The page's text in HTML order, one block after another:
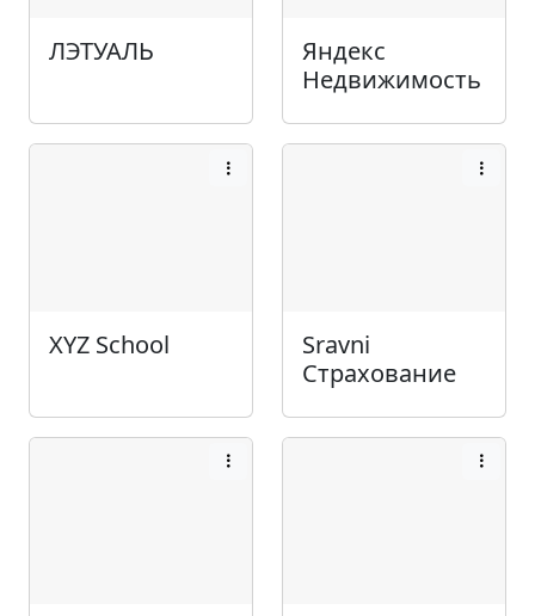
ЛЭТУАЛЬ
Яндекс
Недвижимость
XYZ School
Sravni
Страхование